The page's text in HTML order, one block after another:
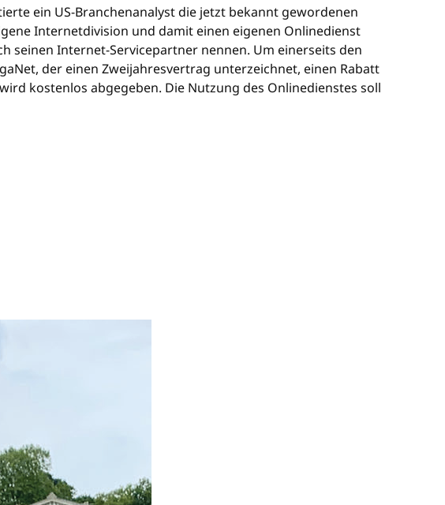
ein US-Branchenanalyst die jetzt bekannt gewordenen
Internetdivision und damit einen eigenen Onlinedienst
seinen Internet-Servicepartner nennen. Um einerseits den
der einen Zweijahresvertrag unterzeichnet, einen Rabatt
kostenlos abgegeben. Die Nutzung des Onlinedienstes soll